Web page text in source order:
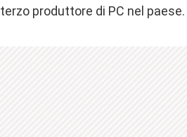
produttore di PC nel paese.